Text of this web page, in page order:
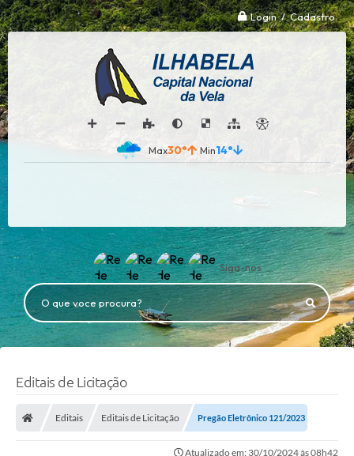
Login / Cadastro
30° 14°
Siga-nos
O que voce procura?
Editais de Licitação
Editais Editais de Licitação Pregão Eletrônico 121/2023
Atualizado em: 30/10/2024 às 08h42